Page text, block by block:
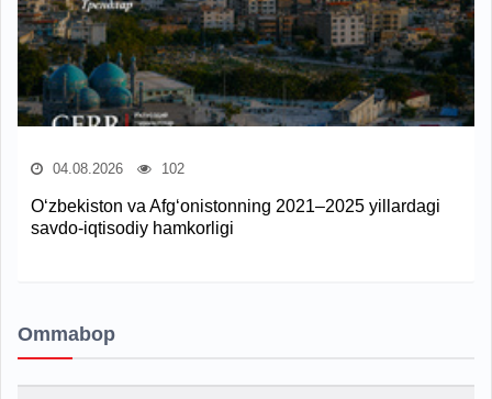
04.08.2026 102
O‘zbekiston va Afg‘onistonning 2021–2025 yillardagi
savdo-iqtisodiy hamkorligi
Ommabop